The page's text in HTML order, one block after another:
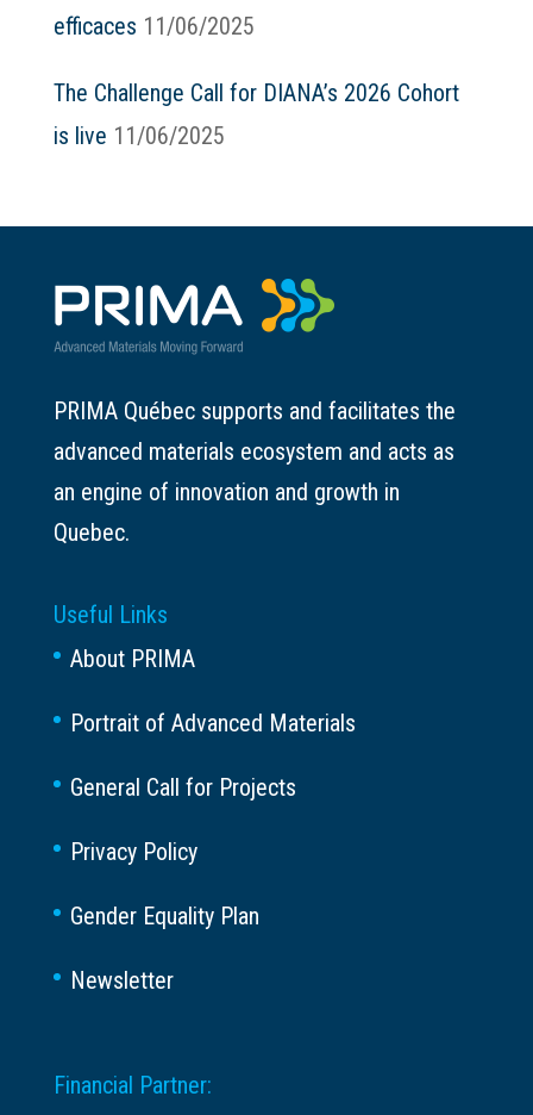
efficaces 11/06/2025
The Challenge Call for DIANA’s 2026 Cohort
is live 11/06/2025
PRIMA Québec supports and facilitates the
advanced materials ecosystem and acts as
an engine of innovation and growth in
Quebec.
Useful Links
About PRIMA
Portrait of Advanced Materials
General Call for Projects
Privacy Policy
Gender Equality Plan
Newsletter
Financial Partner: